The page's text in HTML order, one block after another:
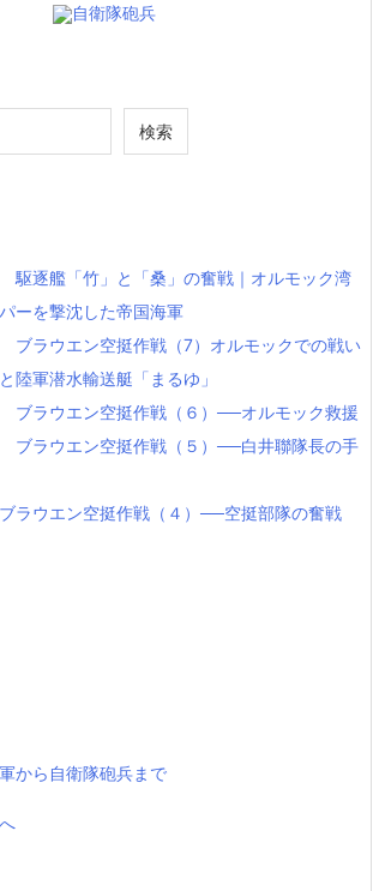
自衛隊砲兵
検索
駆逐艦「竹」と「桑」の奮戦｜オルモック湾
ーを撃沈した帝国海軍
ブラウエン空挺作戦（7）オルモックでの戦い
陸軍潜水輸送艇「まるゆ」
ブラウエン空挺作戦（６）──オルモック救援
ブラウエン空挺作戦（５）──白井聯隊長の手
ラウエン空挺作戦（４）──空挺部隊の奮戦
から自衛隊砲兵まで